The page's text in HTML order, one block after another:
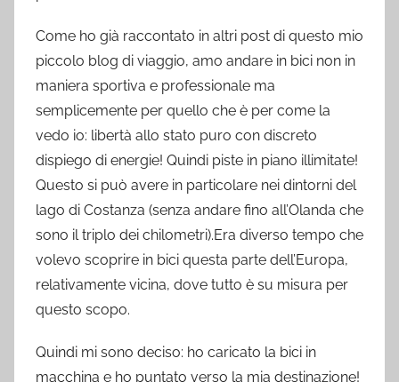
Come ho già raccontato in altri post di questo mio
piccolo blog di viaggio, amo andare in bici non in
maniera sportiva e professionale ma
semplicemente per quello che è per come la
vedo io: libertà allo stato puro con discreto
dispiego di energie! Quindi piste in piano illimitate!
Questo si può avere in particolare nei dintorni del
lago di Costanza (senza andare fino all’Olanda che
sono il triplo dei chilometri).Era diverso tempo che
volevo scoprire in bici questa parte dell’Europa,
relativamente vicina, dove tutto è su misura per
questo scopo.
Quindi mi sono deciso: ho caricato la bici in
macchina e ho puntato verso la mia destinazione!